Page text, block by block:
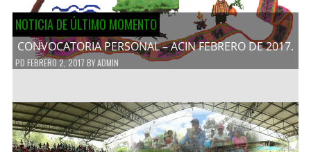
NOTICIA DE ÚLTIMO MOMENTO
CONVOCATORIA PERSONAL – ACIN FEBRERO DE 2017.
PD FEBRERO 2, 2017 BYADMIN